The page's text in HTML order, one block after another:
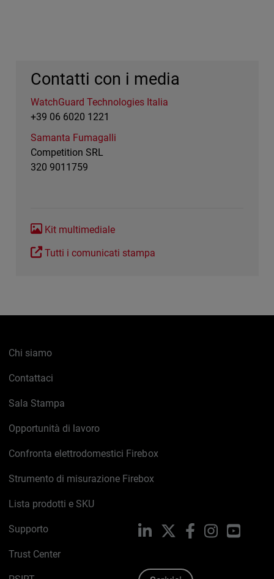
Contatti con i media
WatchGuard Technologies Italia
+39 06 6020 1221
Samanta Fumagalli
Competition SRL
320 9011759
Kit multimediale
Tutti i comunicati stampa
Chi siamo
Contattaci
Sala Stampa
Opportunità di lavoro
Confronta elettrodomestici Firebox
Strumento di misurazione Firebox
Lista prodotti e SKU
Supporto
Trust Center
LinkedIn FacebookInstagram